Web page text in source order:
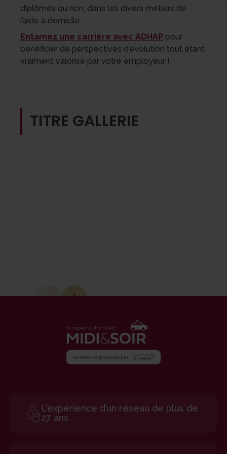
diplômés ou non, dans les divers métiers de
l’aide à domicile.
Entamez une carrière avec ADHAP pour
bénéficier de perspectives d’évolution tout étant
vraiment valorisé par votre employeur !
TITRE GALLERIE
L’expérience d’un réseau de plus de
27 ans